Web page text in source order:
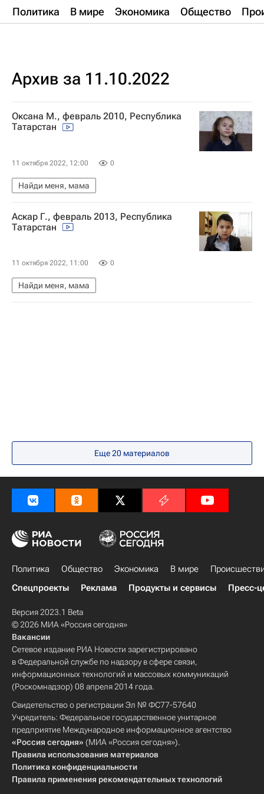
Политика В мире Экономика Общество
Архив за 11.10.2022
Оксана М., февраль 2010, Республика
Татарстан
11 октября 2022, 12:00 0
Найди меня, мама
Аскар Г., февраль 2013, Республика
Татарстан
11 октября 2022, 11:00 0
Найди меня, мама
Еще 20 материалов
Политика Общество Экономика В мире
Спецпроекты
Реклама Продукты и сервисы Пресс-
Версия 2023.1 Beta
© 2026 МИА «Россия сегодня»
Вакансии
Сетевое издание РИА Новости зарегистрировано
в Федеральной службе по надзору в сфере связи,
информационных технологий и массовых коммуникаций
(Роскомнадзор) 08 апреля 2014 года.
Свидетельство о регистрации Эл № ФС77-57640
Учредитель: Федеральное государственное унитарное
предприятие Международное информационное агентство
«Россия сегодня» (МИА «Россия сегодня»).
Правила использования материалов
Политика конфиденциальности
Правила применения рекомендательных технологий